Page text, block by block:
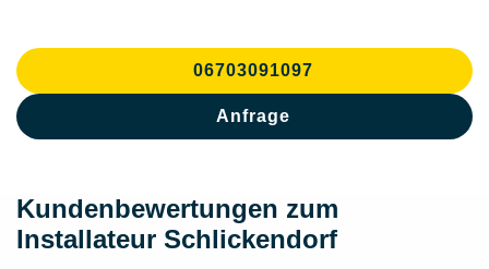
06703091097
Anfrage
Kundenbewertungen zum
Installateur Schlickendorf